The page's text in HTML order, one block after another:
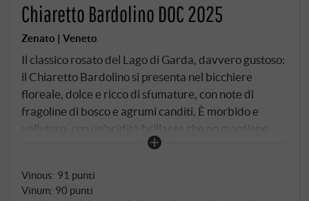
Chiaretto Bardolino DOC 2025
Zenato | Veneto
Il classico rosato del Lago di Garda, davvero gustoso:
il Chiaretto Bardolino si presenta nel bicchiere
floreale, dolce e ricco di sfumature, con note di
fragoline di bosco e agrumi canditi. È morbido e
vellutato, con un'acidità brillante che ne mantiene
l'equilibrio e sentori di frutta rossa croccante che
straordinariamente lungo, pur rimanendo
assolutamente rinfrescante. Persiste un sottile
Vinous: 91 punti
Vinum: 90 punti